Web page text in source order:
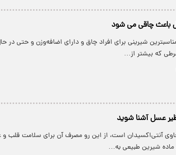
باعث چاقی می شود
شیرینی برای افراد چاق و دارای اضافه‌وزن و حتی در
که بیشتر از…
عسل آشنا شوید
آنتی‌اکسیدان است، از این رو مصرف آن برای سلامت قلب و
شیرین طبیعی به…